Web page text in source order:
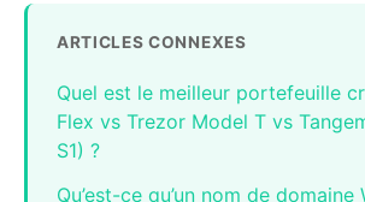
ARTICLES CONNEXES
Quel est le meilleur portefeuille
Flex vs Trezor Model T vs
S1) ?
Qu’est-ce qu’un nom de domaine